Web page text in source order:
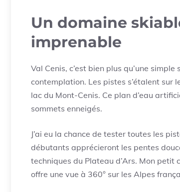
Un domaine
imprenable
Val Cenis, c’est bien plus qu’une
contemplation. Les pistes s’étalent sur
lac du Mont-Cenis. Ce plan d’eau
sommets enneigés.
J’ai eu la chance de tester toutes les
débutants apprécieront les pentes
techniques du Plateau d’Ars. Mon petit
offre une vue à 360° sur les Alpes